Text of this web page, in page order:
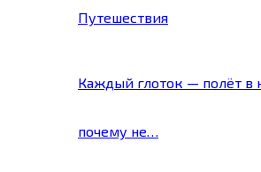
Путешествия
Каждый глоток — полёт в
почему не…